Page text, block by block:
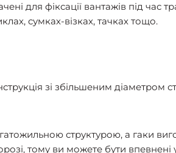
для фіксації вантажів під час
сумках-візках, тачках тощо.
зі збільшеним діаметром
структурою, а гаки
тому ви можете бути впевнені